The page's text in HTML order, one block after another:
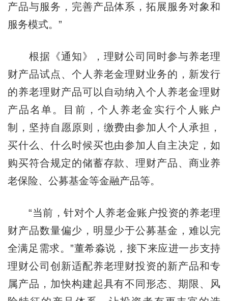
产品与服务，完善产品体系，拓展服务对象和
服务模式。”
根据《通知》，理财公司同时参与养老理
财产品试点、个人养老金理财业务的，新发行
的养老理财产品可以自动纳入个人养老金理财
产品名单。目前，个人养老金实行个人账户
制，坚持自愿原则，缴费由参加人个人承担，
买什么、什么时候买也由参加人自主决定，如
购买符合规定的储蓄存款、理财产品、商业养
老保险、公募基金等金融产品等。
“当前，针对个人养老金账户投资的养老理
财产品数量偏少，明显少于公募基金，难以完
全满足需求。”董希淼说，接下来应进一步支持
理财公司创新适配养老理财投资的新产品和专
属产品，加快构建起具有不同形态、期限、风